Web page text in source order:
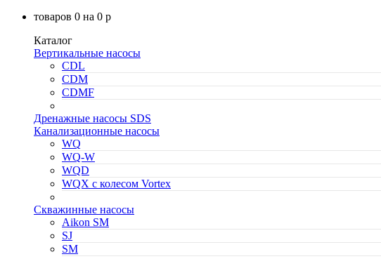
товаров 0 на 0 p
Каталог
Вертикальные насосы
CDL
CDM
CDMF
Дренажные насосы SDS
Канализационные насосы
WQ
WQ-W
WQD
WQX с колесом Vortex
Скважинные насосы
Aikon SM
SJ
SM